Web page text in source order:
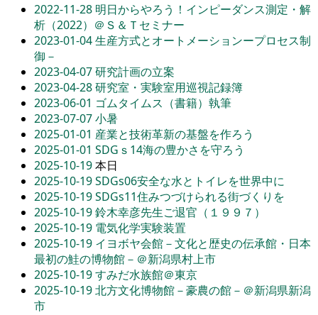
2022-11-28 明日からやろう！インピーダンス測定・解
析（2022）＠Ｓ＆Ｔセミナー
2023-01-04生産方式とオートメーションープロセス制
御－
2023-04-07研究計画の立案
2023-04-28研究室・実験室用巡視記録簿
2023-06-01 ゴムタイムス（書籍）執筆
2023-07-07小暑
2025-01-01 産業と技術革新の基盤を作ろう
2025-01-01 SDGｓ14海の豊かさを守ろう
2025-10-19本日
2025-10-19SDGs06安全な水とトイレを世界中に
2025-10-19SDGs11住みつづけられる街づくりを
2025-10-19鈴木幸彦先生ご退官（１９９７）
2025-10-19 電気化学実験装置
2025-10-19 イヨボヤ会館－文化と歴史の伝承館・日本
最初の鮭の博物館－＠新潟県村上市
2025-10-19すみだ水族館＠東京
2025-10-19北方文化博物館－豪農の館－＠新潟県新潟
市